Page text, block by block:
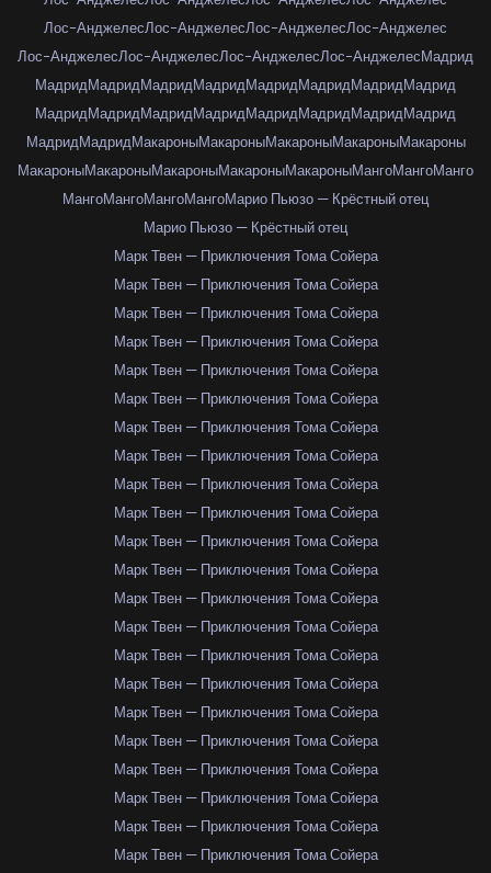
Лос-АнджелесЛос-АнджелесЛос-АнджелесЛос-Анджелес
Лос-АнджелесЛос-АнджелесЛос-АнджелесЛос-АнджелесМадрид
МадридМадридМадридМадридМадридМадридМадридМадрид
МадридМадридМадридМадридМадридМадридМадридМадрид
МадридМадридМакароныМакароныМакароныМакароныМакароны
МакароныМакароныМакароныМакароныМакароныМангоМангоМанго
МангоМангоМангоМангоМарио Пьюзо — Крёстный отец
Марио Пьюзо — Крёстный отец
Марк Твен — Приключения Тома Сойера
Марк Твен — Приключения Тома Сойера
Марк Твен — Приключения Тома Сойера
Марк Твен — Приключения Тома Сойера
Марк Твен — Приключения Тома Сойера
Марк Твен — Приключения Тома Сойера
Марк Твен — Приключения Тома Сойера
Марк Твен — Приключения Тома Сойера
Марк Твен — Приключения Тома Сойера
Марк Твен — Приключения Тома Сойера
Марк Твен — Приключения Тома Сойера
Марк Твен — Приключения Тома Сойера
Марк Твен — Приключения Тома Сойера
Марк Твен — Приключения Тома Сойера
Марк Твен — Приключения Тома Сойера
Марк Твен — Приключения Тома Сойера
Марк Твен — Приключения Тома Сойера
Марк Твен — Приключения Тома Сойера
Марк Твен — Приключения Тома Сойера
Марк Твен — Приключения Тома Сойера
Марк Твен — Приключения Тома Сойера
Марк Твен — Приключения Тома Сойера